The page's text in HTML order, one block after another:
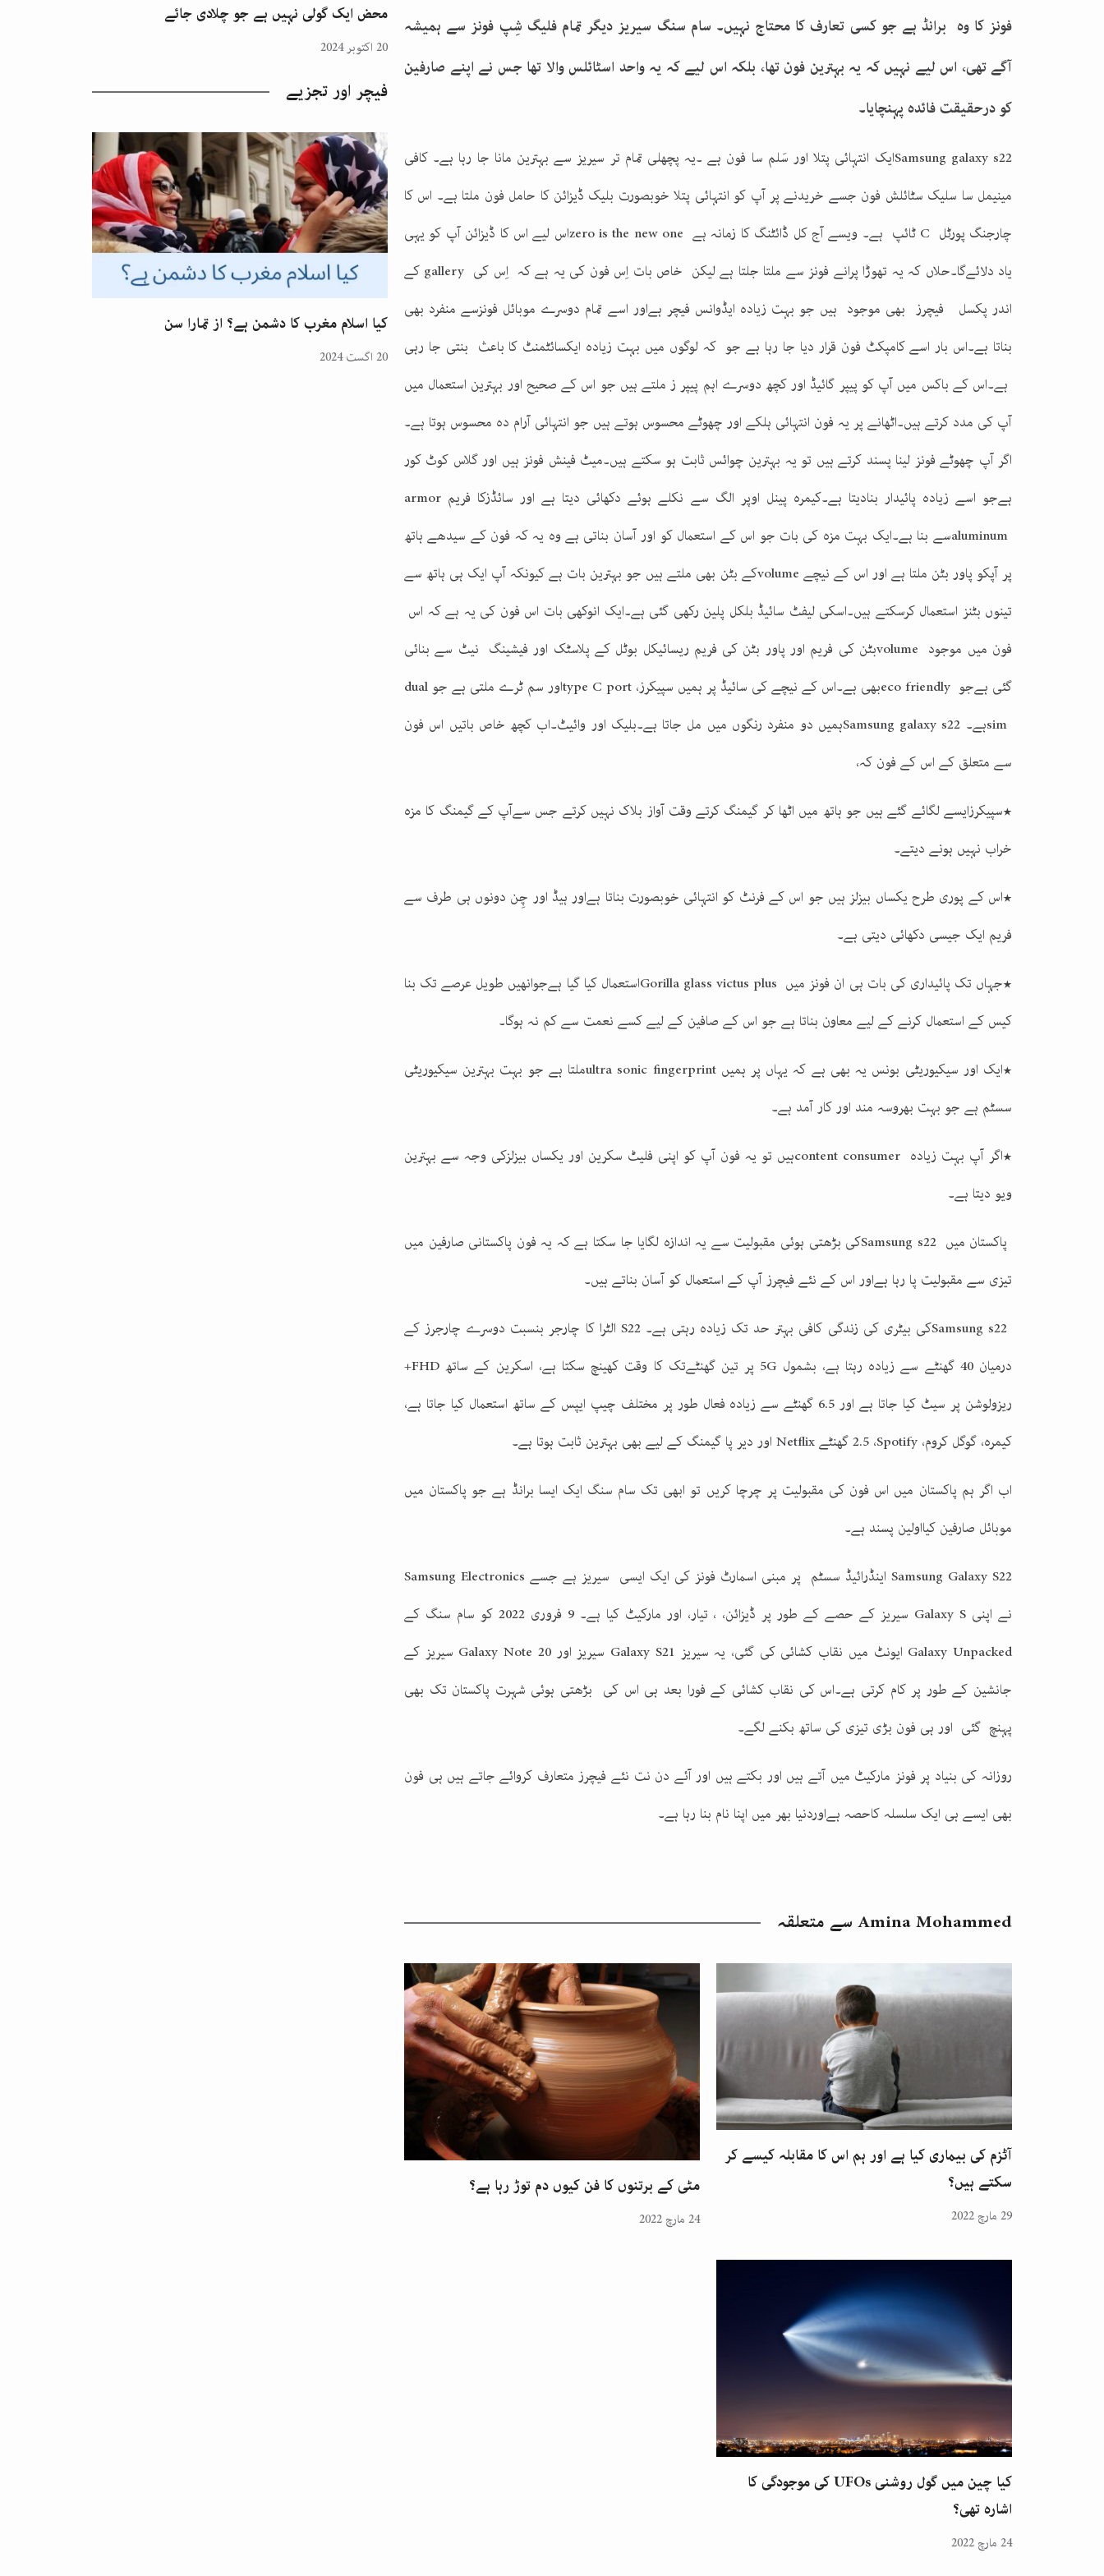
فونز کا وہ برانڈ ہے جو کسی تعارف کا محتاج نہیں۔ سام سنگ سیریز دیگر تمام فلیگ شِپ فونز سے ہمیشہ
آگے تھی، اس لیے نہیں کہ یہ بہترین فون تھا، بلکہ اس لیے کہ یہ واحد اسٹائلس والا تھا جس نے اپنے صارفین
کو درحقیقت فائدہ پہنچایا۔
Samsung galaxy s22ایک انتہائی پتلا اور سَلم سا فون ہے ۔یہ پچھلی تمام تر سیریز سے بہترین مانا جا رہا ہے۔ کافی
مینیمل سا سلیک سٹائلش فون جسے خریدنے پر آپ کو انتہائی پتلا خوبصورت بلیک ڈیزائن کا حامل فون ملتا ہے۔ اس کا
چارجنگ پورٹلC ٹائپ ہے۔ ویسے آج کل ڈائٹنگ کا زمانہ ہے zero is the new oneاس لیے اس کا ڈیزائن آپ کو یہی
یاد دلائےگا۔حلاں کہ یہ تھوڑا پرانے فونز سے ملتا جلتا ہے لیکن خاص بات اِس فون کی یہ ہے کہ اِس کی gallery کے
اندر پکسل فیچرز بھی موجود ہیں جو بہت زیادہ ایڈوانس فیچر ہےاور اسے تمام دوسرے موبائل فونزسے منفرد بھی
بناتا ہے۔اس بار اسے کامپکٹ فون قرار دیا جا رہا ہے جو کہ لوگوں میں بہت زیادہ ایکسائٹمنٹ کا باعث بنتی جا رہی
ہے۔اس کے باکس میں آپ کو پیپر گائیڈ اور کچھ دوسرے اہم پیپر ز ملتے ہیں جو اس کے صحیح اور بہترین استعمال میں
آپ کی مدد کرتے ہیں۔اٹھانے پر یہ فون انتہائی ہلکے اور چھوٹے محسوس ہوتے ہیں جو انتہائی آرام دہ محسوس ہوتا ہے۔
اگر آپ چھوٹے فونز لینا پسند کرتے ہیں تو یہ بہترین چوائس ثابت ہو سکتے ہیں۔میٹ فینش فونز ہیں اور گلاس کوٹ کور
ہےجو اسے زیادہ پائیدار بنادیتا ہے۔کیمرہ پینل اوپر الگ سے نکلے ہوئے دکھائی دیتا ہے اور سائڈزکا فریم armor
aluminumسے بنا ہے۔ایک بہت مزہ کی بات جو اس کے استعمال کو اور آسان بناتی ہے وہ یہ کہ فون کے سیدھے ہاتھ
پر آپکو پاور بٹن ملتا ہے اور اس کے نیچے volumeکے بٹن بھی ملتے ہیں جو بہترین بات ہے کیونکہ آپ ایک ہی ہاتھ سے
تینوں بٹنز استعمال کرسکتے ہیں۔اسکی لیفٹ سائیڈ بلکل پلین رکھی گئی ہے۔ایک انوکھی بات اس فون کی یہ ہے کہ اس
فون میں موجود volumeبٹن کی فریم اور پاور بٹن کی فریم ریسائیکل بوٹل کے پلاسٹک اور فیشینگ نیٹ سے بنائی
گئی ہےجو eco friendlyبھی ہے۔اس کے نیچے کی سائیڈ پر ہمیں سپیکرز، type C portاور سم ٹرے ملتی ہے جو dual
simہے۔ Samsung galaxy s22ہمیں دو منفرد رنگوں میں مل جاتا ہے۔بلیک اور وائیٹ۔اب کچھ خاص باتیں اس فون
سے متعلق کے اس کے فون کہ،
٭سپیکرزایسے لگائے گئے ہیں جو ہاتھ میں اٹھا کر گیمنگ کرتے وقت آواز بلاک نہیں کرتے جس سےآپ کے گیمنگ کا مزہ
خراب نہیں ہونے دیتے۔
٭اس کے پوری طرح یکساں بیزلز ہیں جو اس کے فرنٹ کو انتہائی خوبصورت بناتا ہےاور ہیڈ اور چِن دونوں ہی طرف سے
فریم ایک جیسی دکھائی دیتی ہے۔
٭جہاں تک پائیداری کی بات ہی ان فونز میں Gorilla glass victus plusاستعمال کیا گیا ہےجوانھیں طویل عرصے تک بنا
کیس کے استعمال کرنے کے لیے معاون بناتا ہے جو اس کے صافین کے لیے کسے نعمت سے کم نہ ہوگا۔
٭ایک اور سیکیوریٹی بونس یہ بھی ہے کہ یہاں پر ہمیںultra sonic fingerprintملتا ہے جو بہت بہترین سیکیوریٹی
سسٹم ہے جو بہت بھروسہ مند اور کار آمد ہے۔
٭اگر آپ بہت زیادہ content consumerہیں تو یہ فون آپ کو اپنی فلیٹ سکرین اور یکساں بیزلزکی وجہ سے بہترین
ویو دیتا ہے۔
پاکستان میں Samsung s22کی بڑھتی ہوئی مقبولیت سے یہ اندازہ لگایا جا سکتا ہے کہ یہ فون پاکستانی صارفین میں
تیزی سے مقبولیت پا رہا ہےاور اس کے نئے فیچرز آپ کے استعمال کو آسان بناتے ہیں۔
Samsung s22کی بیٹری کی زندگی کافی بہتر حد تک زیادہ رہتی ہے۔S22 الٹرا کا چارجر بنسبت دوسرے چارجرز کے
درمیان 40 گھنٹے سے زیادہ رہتا ہے، بشمول
G5 پر تین گھنٹےتک کا وقت کھینچ سکتا ہے، اسکرین کے ساتھ FHD
+
ریزولوشن پر سیٹ کیا جاتا ہے اور 6.5 گھنٹے سے زیادہ فعال طور پر مختلف چیپ ایپس کے ساتھ استعمال کیا جاتا ہے،
کیمرہ، گوگل کروم، Spotify، 2.5 گھنٹے Netflix اور دیر پا گیمنگ کے لیے بھی بہترین ثابت ہوتا ہے۔
اب اگر ہم پاکستان میں اس فون کی مقبولیت پر چرچا کریں تو ابھی تک سام سنگ ایک ایسا برانڈ ہے جو پاکستان میں
موبائل صارفین کیااولین پسند ہے۔
Samsung Galaxy S22 اینڈرائیڈ سسٹم پر مبنی اسمارٹ فونز کی ایک ایسی سیریز ہے جسے Samsung Electronics
نے اپنی Galaxy S سیریز کے حصے کے طور پر ڈیزائن، ، تیار، اور مارکیٹ کیا ہے۔ 9 فروری 2022 کو سام سنگ کے
Galaxy Unpacked ایونٹ میں نقاب کشائی کی گئی، یہ سیریز Galaxy S21 سیریز اورGalaxy Note 20 سیریز کے
جانشین کے طور پر کام کرتی ہے۔اس کی نقاب کشائی کے فورا بعد ہی اس کی بڑھتی ہوئی شہرت پاکستان تک بھی
پہنچ گئی اور ہی فون بڑی تیزی کی ساتھ بکنے لگے۔
روزانہ کی بنیاد پر فونز مارکیٹ میں آتے ہیں اور بکتے ہیں اور آئے دن نت نئے فیچرز متعارف کروائے جاتے ہیں ہی فون
بھی ایسے ہی ایک سلسلہ کاحصہ ہےاوردنیا بھر میں اپنا نام بنا رہا ہے۔
Amina Mohammed سے متعلقہ
آٹزم کی بیماری کیا ہے اور ہم اس کا مقابلہ کیسے کر
سکتے ہیں؟
29 مارچ 2022
مٹی کے برتنوں کا فن کیوں دم توڑ رہا ہے؟
24 مارچ 2022
کیا چین میں گول روشنی UFOs کی موجودگی کا
اشارہ تھی؟
24 مارچ 2022
محض ایک گولی نہیں ہے جو چلادی جائے
20 اکتوبر 2024
فیچر اور تجزیے
کیا اسلام مغرب کا دشمن ہے؟ از تمارا سن
20 اگست 2024